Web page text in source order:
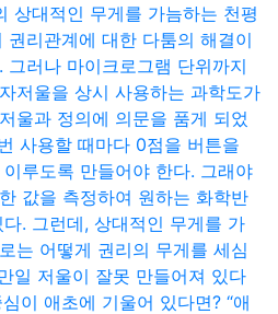
상대적인 무게를 가늠하는 천평
권리관계에 대한 다툼의 해결이
그러나 마이크로그램 단위까지
저울을 상시 사용하는 과학도가
울과 정의에 의문을 품게 되었
사용할 때마다 0점을 버튼을
루도록 만들어야 한다. 그래야
값을 측정하여 원하는 화학반
. 그런데, 상대적인 무게를 가
는 어떻게 권리의 무게를 세심
일 저울이 잘못 만들어져 있다
이 애초에 기울어 있다면? “애